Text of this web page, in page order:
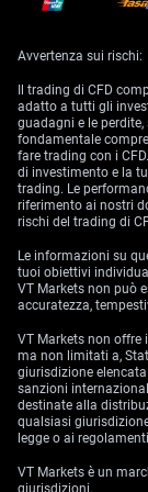
pilastro chiave
USD/CAD —
La coppia USD/
statunitense come
quotazione. Questa
che deriva dalla
Oltre ai tassi di
attentamente il
elemento è
direttamente sul
USD/CNY —
lo Yuan cinese
grandi del mondo,
un’enorme
delle più scambiate
Il governo centrale
del paese e sul
altre valute
questa lista, con
Avvertenza sui rischi:
Il trading di CFD
adatto a tutti gli
guadagni e le
fondamentale
fare trading con i
di investimento e la
trading. Le
riferimento ai nostri
rischi del trading di
Le informazioni su
tuoi obiettivi
VT Markets non può
accuratezza,
VT Markets non offre
ma non limitati a,
giurisdizione
sanzioni
destinate alla
qualsiasi
legge o ai
VT Markets è un